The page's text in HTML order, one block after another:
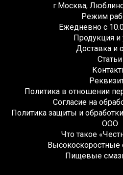
г.Москва,
Режим
Ежедневно с
Продукция и
Доставка и
Статьи
Политика в отношении
Согласие на
Политика защиты и
ООО
Что такое
Высокоскоростные
Пищевые